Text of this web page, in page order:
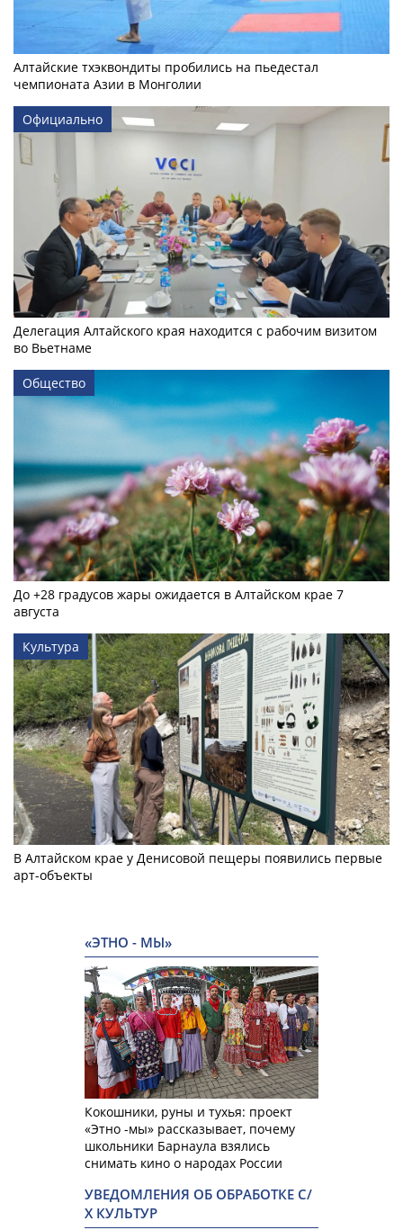
Алтайские тхэквондиты пробились на пьедестал
чемпионата Азии в Монголии
Официально
Делегация Алтайского края находится с рабочим визитом
во Вьетнаме
Общество
До +28 градусов жары ожидается в Алтайском крае 7
августа
Культура
В Алтайском крае у Денисовой пещеры появились первые
арт-объекты
«ЭТНО - МЫ»
Кокошники, руны и тухья: проект
«Этно -мы» рассказывает, почему
школьники Барнаула взялись
снимать кино о народах России
УВЕДОМЛЕНИЯ ОБ ОБРАБОТКЕ С/
Х КУЛЬТУР